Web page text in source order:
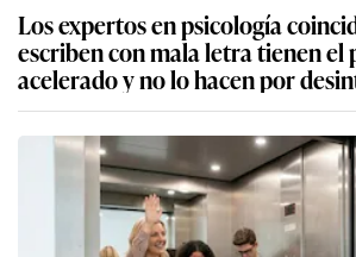
Los expertos en psicología
escriben con mala letra tienen el
acelerado y no lo hacen por